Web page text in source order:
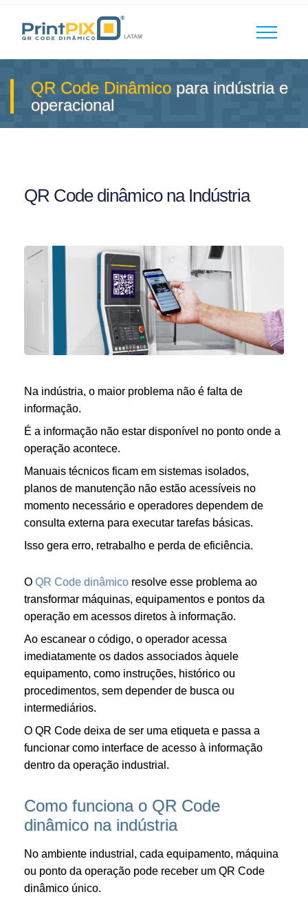
QR Code Dinâmicopara indústria e
operacional
QR Code dinâmico na Indústria
Na indústria, o maior problema não é falta de
informação.
É a informação não estar disponível no ponto onde a
operação acontece.
Manuais técnicos ficam em sistemas isolados,
planos de manutenção não estão acessíveis no
momento necessário e operadores dependem de
consulta externa para executar tarefas básicas.
Isso gera erro, retrabalho e perda de eficiência.
O QR Code dinâmico resolve esse problema ao
transformar máquinas, equipamentos e pontos da
operação em acessos diretos à informação.
Ao escanear o código, o operador acessa
imediatamente os dados associados àquele
equipamento, como instruções, histórico ou
procedimentos, sem depender de busca ou
intermediários.
O QR Code deixa de ser uma etiqueta e passa a
funcionar como interface de acesso à informação
dentro da operação industrial.
Como funciona o QR Code
dinâmico na indústria
No ambiente industrial, cada equipamento, máquina
ou ponto da operação pode receber um QR Code
dinâmico único.